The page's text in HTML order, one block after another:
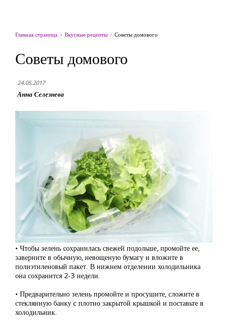
Главная страница Вкусные рецепты Советы домового
Советы домового
24.05.2017
Анна Селезнева
• Чтобы зелень сохранилась свежей подольше, промойте ее,
заверните в обычную, невощеную бумагу и вложите в
полиэтиленовый пакет. В нижнем отделении холодильника
она сохранится 2-3 недели.
• Предварительно зелень промойте и просушите, сложите в
стеклянную банку с плотно закрытой крышкой и поставьте в
холодильник.